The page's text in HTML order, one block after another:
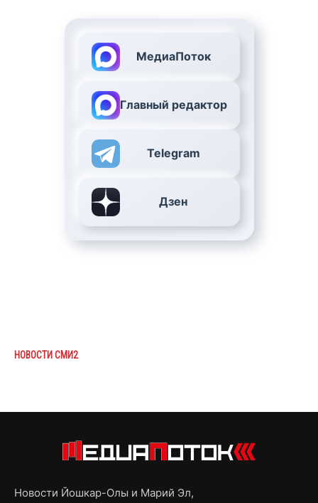
МедиаПоток
Главный редактор
Telegram
Дзен
НОВОСТИ СМИ2
Новости Йошкар-Олы и Марий Эл,